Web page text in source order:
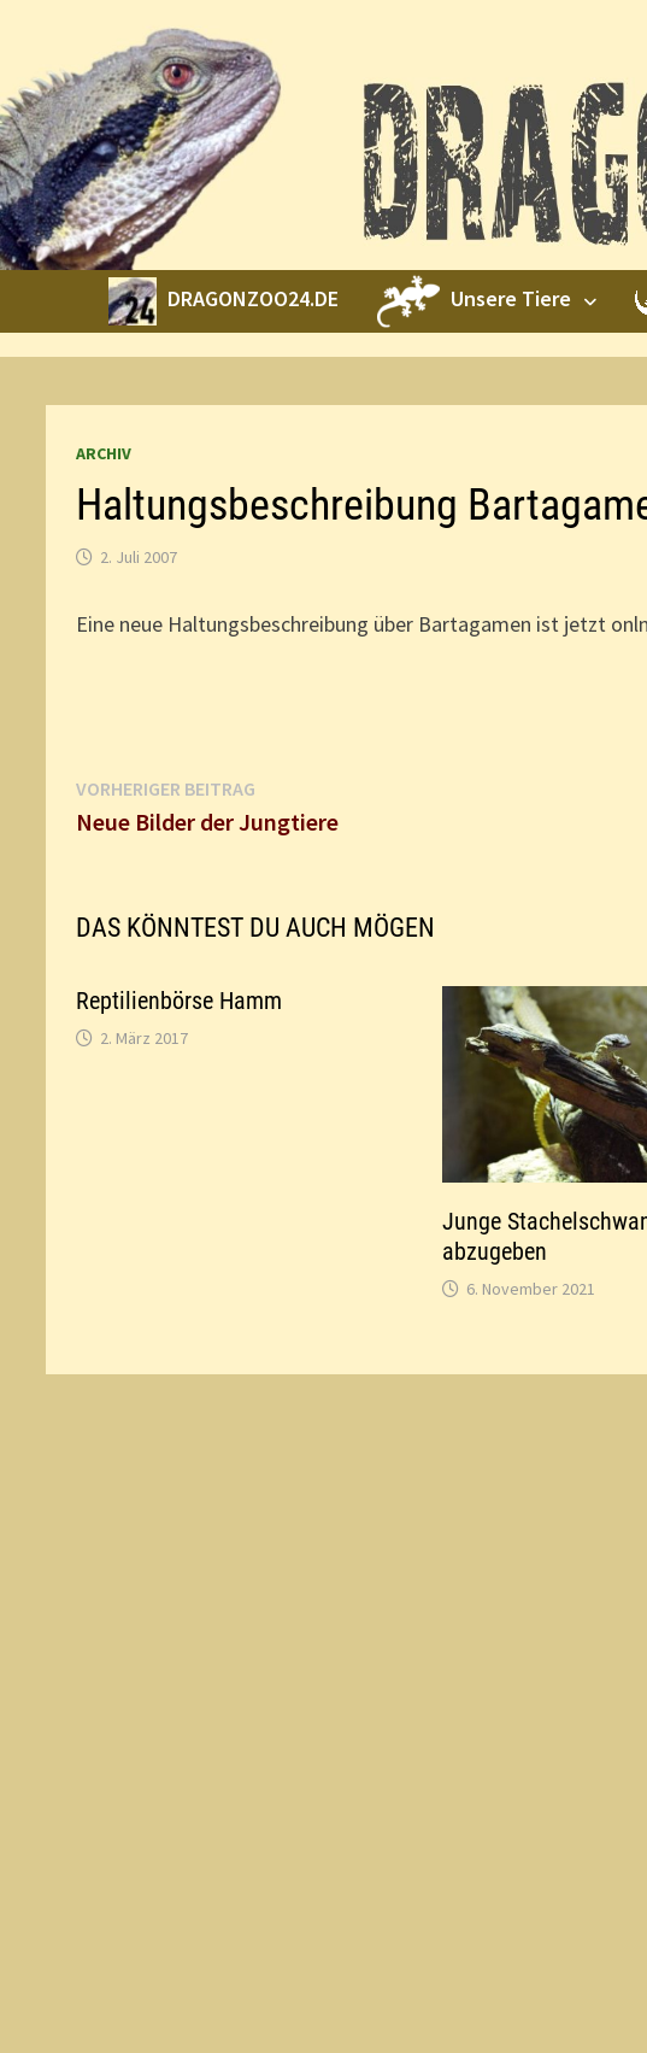
Inhalt
DRAGONZOO24.DE Unsere Tiere
ARCHIV
Haltungsbeschreibung
2. Juli 2007
Eine neue Haltungsbeschreibung über Bartagamen ist jetzt
Beitragsnavigation
VORHERIGER BEITRAG
Beitrag:
Neue Bilder der Jungtiere
DAS KÖNNTEST DU AUCH MÖGEN
Reptilienbörse Hamm
2. März 2017
Junge
abzugeben
6. November 2021